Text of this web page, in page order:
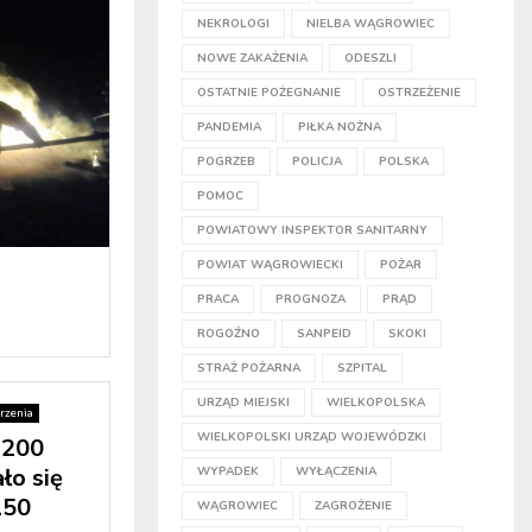
się
NEKROLOGI NIELBA WĄGROWIEC
NOWE ZAKAŻENIA ODESZLI
OSTATNIE POŻEGNANIE OSTRZEŻENIE
PANDEMIA PIŁKA NOŻNA
POGRZEB POLICJA POLSKA
POMOC
POWIATOWY INSPEKTOR SANITARNY
POWIAT WĄGROWIECKI POŻAR
PRACA PROGNOZA PRĄD
ROGOŹNO SANPEID SKOKI
STRAŻ POŻARNA SZPITAL
URZĄD MIEJSKI WIELKOPOLSKA
WIELKOPOLSKI URZĄD WOJEWÓDZKI
WYPADEK WYŁĄCZENIA
WĄGROWIEC ZAGROŻENIE